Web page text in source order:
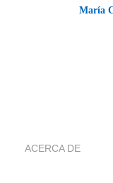
María
ACERCA DE